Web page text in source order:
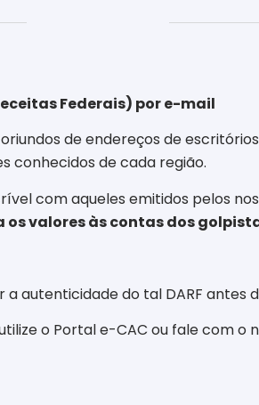
Federais) por e-mail
de endereços de
conhecidos de cada região.
com aqueles emitidos pelos
valores às contas dos
autenticidade do tal DARF antes
o Portal e-CAC ou fale com o